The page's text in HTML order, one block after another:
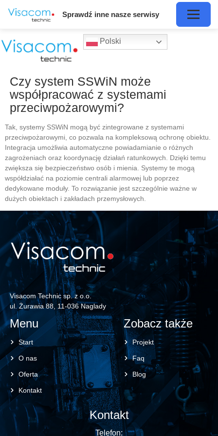
Polski
Czy system SSWiN może
współpracować z systemami
przeciwpożarowymi?
Tak, systemy SSWiN mogą być zintegrowane z systemami
przeciwpożarowymi, co pozwala na kompleksową ochronę obiektu.
Integracja umożliwia automatyczne powiadamianie o różnych
zagrożeniach oraz koordynację działań ratunkowych. Dzięki temu
zwiększa się bezpieczeństwo osób i mienia. Systemy te mogą
współdziałać na poziomie centrali alarmowej lub poprzez
dedykowane moduły. To rozwiązanie jest szczególnie ważne w
dużych obiektach i zakładach przemysłowych.
Visacom Technic sp. z o.o.
ul. Żurawia 88, 11-036 Naglady
Menu
Start
O nas
Oferta
Kontakt
Zobacz także
Projekt
Faq
Blog
Kontakt
Telefon:
Sprawdź inne nasze serwisy